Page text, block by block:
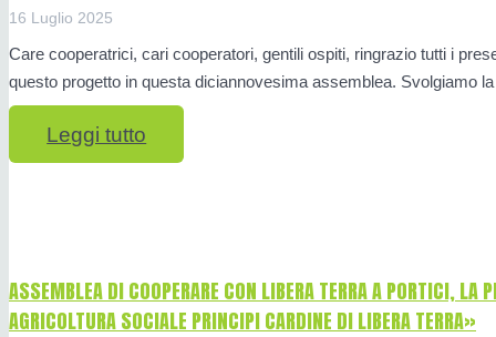
16 Luglio 2025
Care cooperatrici, cari cooperatori, gentili ospiti, ringrazio tutti i
questo progetto in questa diciannovesima assemblea. Svolgiamo
Leggi tutto
ASSEMBLEA DI COOPERARE CON LIBERA TERRA A PORTICI, LA
AGRICOLTURA SOCIALE PRINCIPI CARDINE DI LIBERA TERRA»